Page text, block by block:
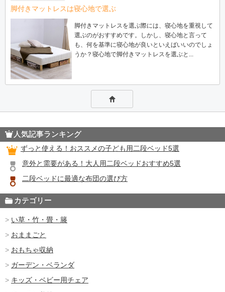
脚付きマットレスは寝心地で選ぶ
脚付きマットレスを選ぶ際には、寝心地を重視して
選ぶのがおすすめです。しかし、寝心地と言って
も、何を基準に寝心地が良いといえばいいのでしょ
うか？寝心地で脚付きマットレスを選ぶと...
人気記事ランキング
ずっと使える！おススメの子ども用二段ベッド5選
意外と需要がある！大人用二段ベッドおすすめ5選
二段ベッドに最適な布団の選び方
カテゴリー
い草・竹・畳・籐
おままごと
おもちゃ収納
ガーデン・ベランダ
キッズ・ベビー用チェア